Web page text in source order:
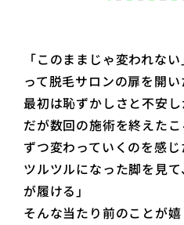
「このままじゃ変われな
って脱毛サロンの扉を開い
最初は恥ずかしさと不安し
だが数回の施術を終えた
ずつ変わっていくのを感じ
ツルツルになった脚を見
が履ける」
そんな当たり前のことが嬉